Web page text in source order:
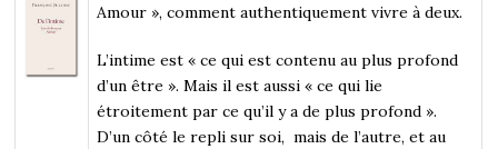
Amour », comment authentiquement vivre à deux.
L’intime est « ce qui est contenu au plus profond
d’un être ». Mais il est aussi « ce qui lie
étroitement par ce qu’il y a de plus profond ».
D’un côté le repli sur soi, mais de l’autre, et au